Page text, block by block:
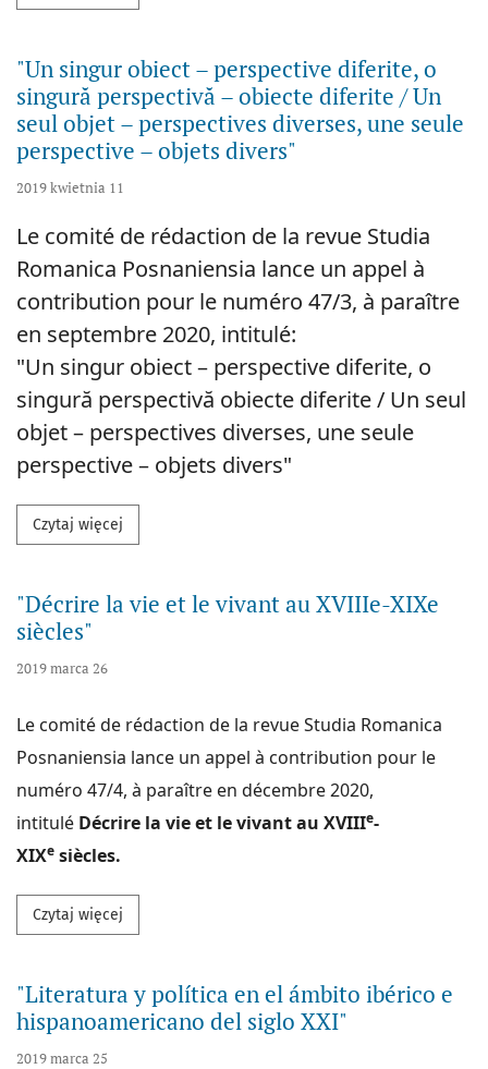
"Un singur obiect – perspective diferite, o
singură perspectivă – obiecte diferite / Un
seul objet – perspectives diverses, une seule
perspective – objets divers"
2019 kwietnia 11
Le comité de rédaction de la revue Studia
Romanica Posnaniensia lance un appel à
contribution pour le numéro 47/3, à paraître
en septembre 2020, intitulé:
"Un singur obiect – perspective diferite, o
singură perspectivă obiecte diferite / Un seul
objet – perspectives diverses, une seule
perspective – objets divers"
Czytaj więcej
"Décrire la vie et le vivant au XVIIIe-XIXe
siècles"
2019 marca 26
Le comité de rédaction de la revue Studia Romanica
Posnaniensia lance un appel à contribution pour le
numéro 47/4, à paraître en décembre 2020,
intitulé Décrire la vie et le vivant au XVIIIe-
XIXe siècles.
Czytaj więcej
"Literatura y política en el ámbito ibérico e
hispanoamericano del siglo XXI"
2019 marca 25